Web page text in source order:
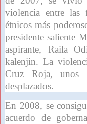
violencia entre las
étnicos más
presidente saliente
aspirante, Raila
kalenjin. La
Cruz Roja,
desplazados.
En 2008, se
acuerdo de